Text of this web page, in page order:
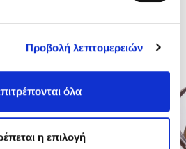
Προβολή λεπτομερειών
όλα
η επιλογή